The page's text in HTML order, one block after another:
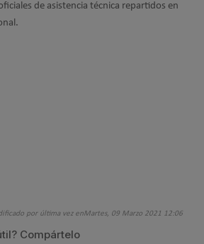
de asistencia técnica repartidos en
por última vez enMartes, 09 Marzo 2021 12:06
Compártelo